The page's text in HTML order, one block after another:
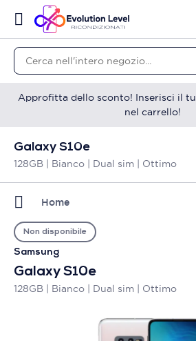
Approfitta dello sconto! Inserisci il
nel carrello!
Galaxy S10e
128GB | Bianco | Dual sim | Ottimo
Home
Samsung
Galaxy S10e
128GB | Bianco | Dual sim | Ottimo
Non disponibile